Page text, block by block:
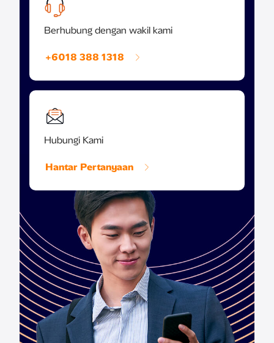
Berhubung dengan wakil kami
+6018 388 1318
Hubungi Kami
Hantar Pertanyaan